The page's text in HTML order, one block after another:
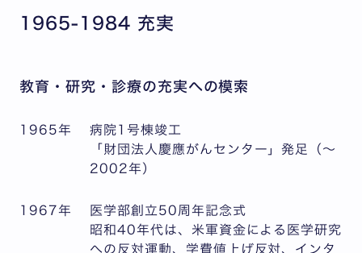
1965-1984 充実
教育・研究・診療の充実への模索
1965年
病院1号棟竣工
「財団法人慶應がんセンター」発足（～
2002年）
1967年
医学部創立50周年記念式
昭和40年代は、米軍資金による医学研究
への反対運動、学費値上げ反対、インタ